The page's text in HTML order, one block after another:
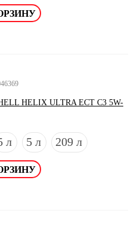
HELIX ULTRA ECT C3 5W-
л 5 л 209 л